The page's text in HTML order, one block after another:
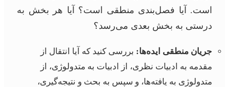
است. آیا فصل‌بندی منطقی است؟ آیا هر بخش به
درستی به بخش بعدی می‌رسد؟
جریان منطقی ایده‌ها: بررسی کنید که آیا انتقال از
مقدمه به ادبیات نظری، از ادبیات به متدولوژی، از
متدولوژی به یافته‌ها، و سپس به بحث و نتیجه‌گیری،